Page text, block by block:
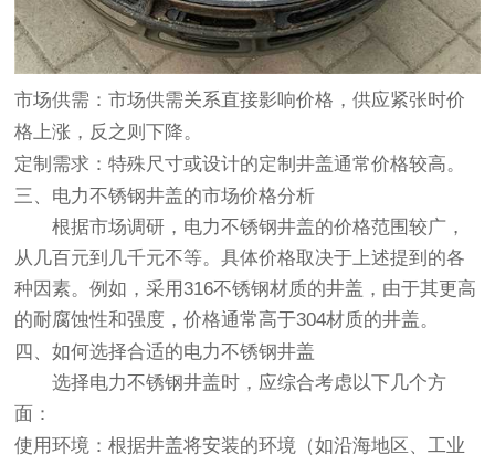
市场供需 ：市场供需关系直接影响价格，供应紧张时价
格上涨，反之则下降。
定制需求 ：特殊尺寸或设计的定制井盖通常价格较高。
三、电力不锈钢井盖的市场价格分析
根据市场调研，电力不锈钢井盖的价格范围较广，
从几百元到几千元不等。具体价格取决于上述提到的各
种因素。例如，采用316不锈钢材质的井盖，由于其更高
的耐腐蚀性和强度，价格通常高于304材质的井盖。
四、如何选择合适的电力不锈钢井盖
选择电力不锈钢井盖时，应综合考虑以下几个方
面：
使用环境 ：根据井盖将安装的环境（如沿海地区、工业